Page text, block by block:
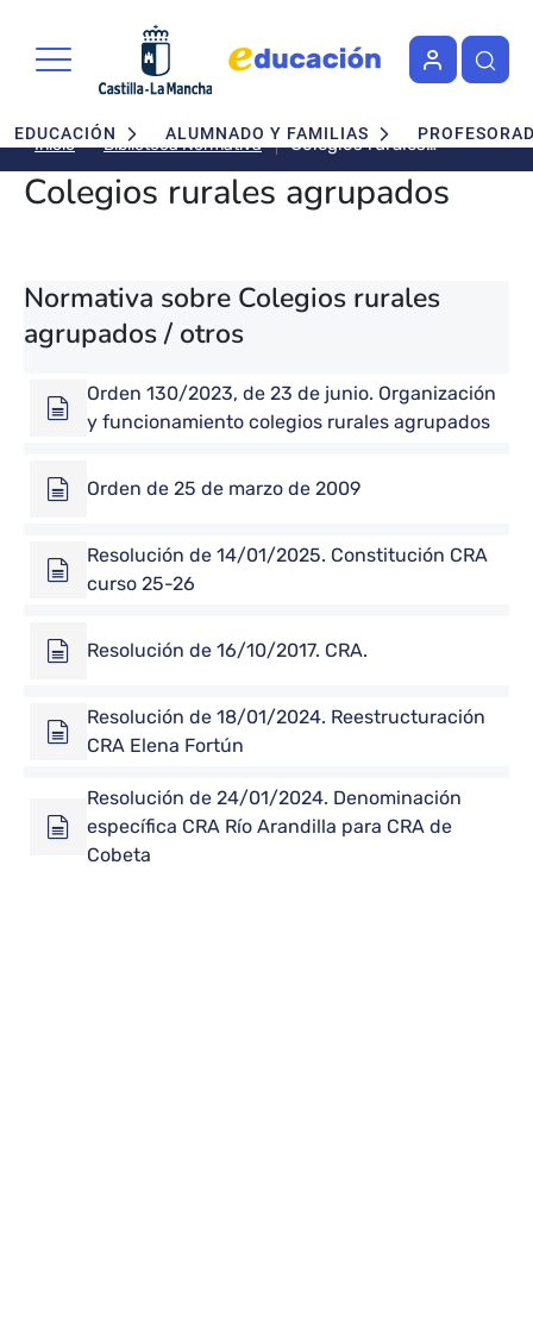
Navegación principal
EDUCACIÓN ALUMNADO Y FAMILIAS
Inicio Biblioteca Normativa
Colegios rurales
agrupados
Colegios rurales agrupados
Normativa sobre Colegios rurales
agrupados / otros
Orden 130/2023, de 23 de junio. Organización
y funcionamiento colegios rurales agrupados
Orden de 25 de marzo de 2009
Resolución de 14/01/2025. Constitución CRA
curso 25-26
Resolución de 16/10/2017. CRA.
Resolución de 18/01/2024. Reestructuración
CRA Elena Fortún
Resolución de 24/01/2024. Denominación
específica CRA Río Arandilla para CRA de
Cobeta